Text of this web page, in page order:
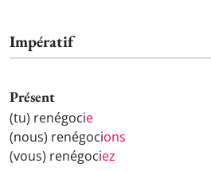
Impératif
Présent
(tu) renégocie
(nous) renégocions
(vous) renégociez